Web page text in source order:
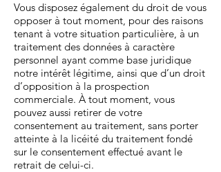
Vous disposez également du droit de vous
opposer à tout moment, pour des raisons
tenant à votre situation particulière, à un
traitement des données à caractère
personnel ayant comme base juridique
notre intérêt légitime, ainsi que d’un droit
d’opposition à la prospection
commerciale. À tout moment, vous
pouvez aussi retirer de votre
consentement au traitement, sans porter
atteinte à la licéité du traitement fondé
sur le consentement effectué avant le
retrait de celui-ci.